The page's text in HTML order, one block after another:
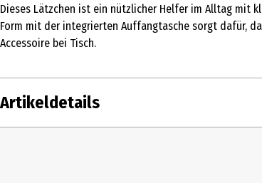
Dieses Lätzchen ist ein nützlicher Helfer im Alltag mit
Form mit der integrierten Auffangtasche sorgt dafür,
Accessoire bei Tisch.
Artikeldetails